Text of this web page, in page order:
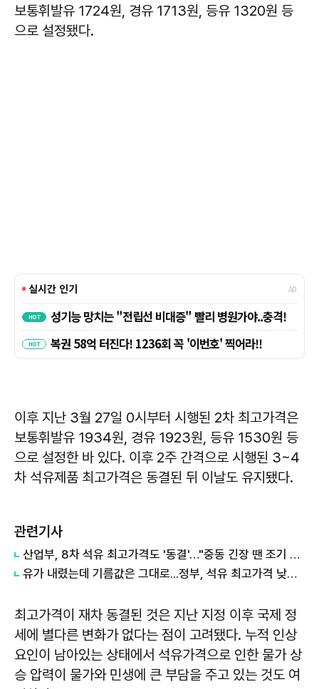
보통휘발유 1724원, 경유 1713원, 등유 1320원 등
으로 설정됐다.
이후 지난 3월 27일 0시부터 시행된 2차 최고가격은
보통휘발유 1934원, 경유 1923원, 등유 1530원 등
으로 설정한 바 있다. 이후 2주 간격으로 시행된 3~4
차 석유제품 최고가격은 동결된 뒤 이날도 유지됐다.
관련기사
산업부, 8차 석유 최고가격도 '동결'…"중동 긴장 땐 조기 인상"
유가 내렸는데 기름값은 그대로...정부, 석유 최고가격 낮춘다
최고가격이 재차 동결된 것은 지난 지정 이후 국제 정
세에 별다른 변화가 없다는 점이 고려됐다. 누적 인상
요인이 남아있는 상태에서 석유가격으로 인한 물가 상
승 압력이 물가와 민생에 큰 부담을 주고 있는 것도 여